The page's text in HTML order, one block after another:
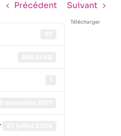
Précédent Suivant
Télécharger